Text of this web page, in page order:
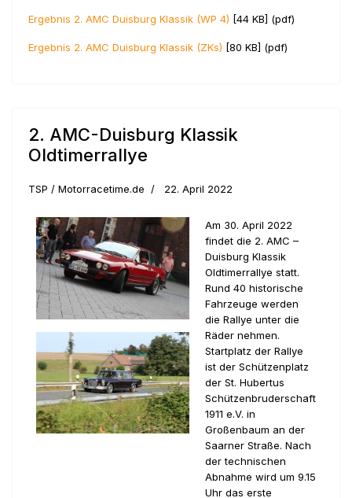
Ergebnis 2. AMC Duisburg Klassik (WP 4) [44 KB] (pdf)
Ergebnis 2. AMC Duisburg Klassik (ZKs) [80 KB] (pdf)
2. AMC-Duisburg Klassik
Oldtimerrallye
TSP / Motorracetime.de 22. April 2022
Am 30. April 2022
findet die 2. AMC –
Duisburg Klassik
Oldtimerrallye statt.
Rund 40 historische
Fahrzeuge werden
die Rallye unter die
Räder nehmen.
Startplatz der Rallye
ist der Schützenplatz
der St. Hubertus
Schützenbruderschaft
1911 e.V. in
Großenbaum an der
Saarner Straße. Nach
der technischen
Abnahme wird um 9.15
Uhr das erste